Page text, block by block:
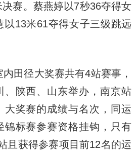
赛。蔡燕婷以7秒36夺得女
以13米61夺得女子三级跳远
径大奖赛共有4站赛事，
、陕西、山东举办，南京站
大奖赛的成绩与名次，同运
锦标赛参赛资格挂钩，只有
且获得参赛项目前12名的运